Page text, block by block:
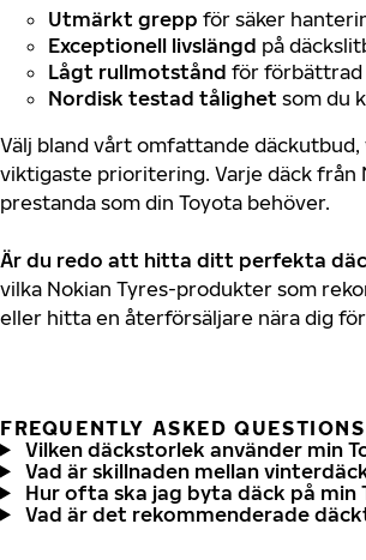
Utmärkt grepp för säker
Exceptionell livslängd på
Lågt rullmotstånd för
Nordisk testad tålighet som du
Välj bland vårt omfattande
viktigaste prioritering. Varje däck
prestanda som din Toyota behöver.
Är du redo att hitta ditt perfekta
vilka Nokian Tyres-produkter som
eller hitta en återförsäljare nära dig
FREQUENTLY ASKED QUESTIONS
Vilken däckstorlek använder min
Vad är skillnaden mellan
Hur ofta ska jag byta däck på min
Vad är det rekommenderade